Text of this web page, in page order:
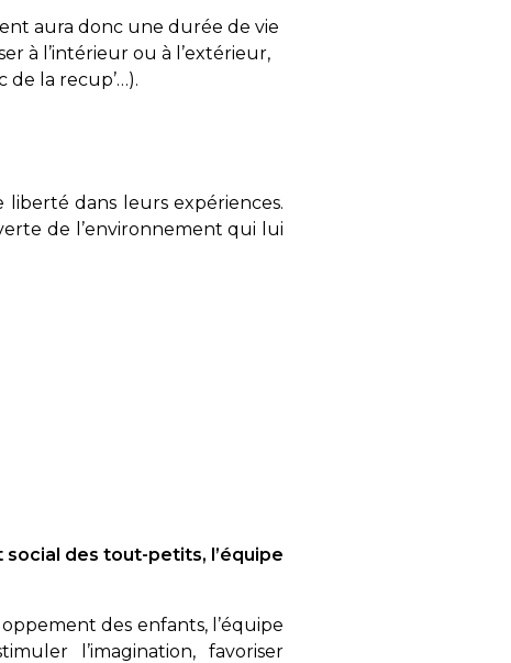
aura donc une durée de vie
à l’intérieur ou à l’extérieur,
de la recup’…).
dans leurs expériences.
de l’environnement qui lui
des tout-petits, l’équipe
des enfants, l’équipe
l’imagination, favoriser